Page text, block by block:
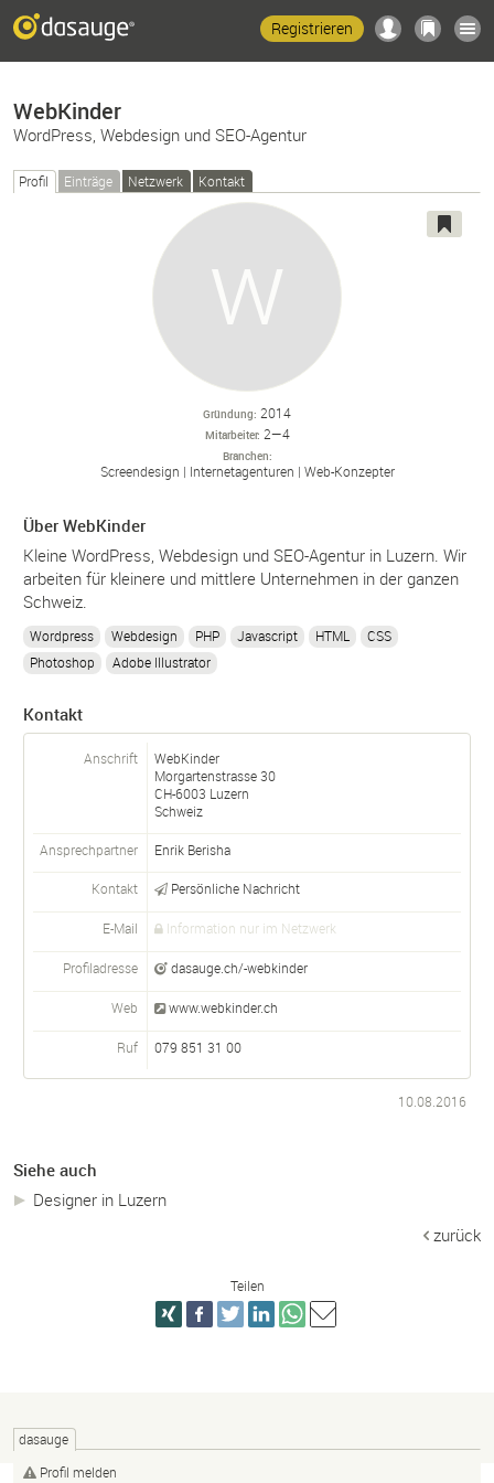
Registrieren
WebKinder
WordPress, Webdesign und SEO-Agentur
Profil Einträge Netzwerk Kontakt
Gründung 2014
Mitarbeiter 2—4
Branchen
Screendesign Internetagenturen Web-Konzepter
Über WebKinder
Kleine WordPress, Webdesign und SEO-Agentur in Luzern. Wir
arbeiten für kleinere und mittlere Unternehmen in der ganzen
Schweiz.
Wordpress Webdesign PHP Javascript HTML
CSS
Photoshop
Adobe Illustrator
Kontakt
Anschrift
WebKinder
Morgartenstrasse 30
CH-6003 Luzern
Schweiz
Ansprechpartner Enrik Berisha
Kontakt Persönliche Nachricht
E-Mail Information nur im Netzwerk
Profiladresse dasauge.ch/-webkinder
Web www.webkinder.ch
Ruf 079 851 31 00
10.08.2016
Siehe auch
Designer in Luzern
zurück
Teilen
dasauge
Profil melden